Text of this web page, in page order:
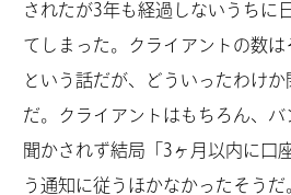
されたが3年も経過しないうちに
てしまった。クライアントの数
という話だが、どういったわけ
だ。クライアントはもちろん、
聞かされず結局「3ヶ月以内に口
う通知に従うほかなかったそうだ